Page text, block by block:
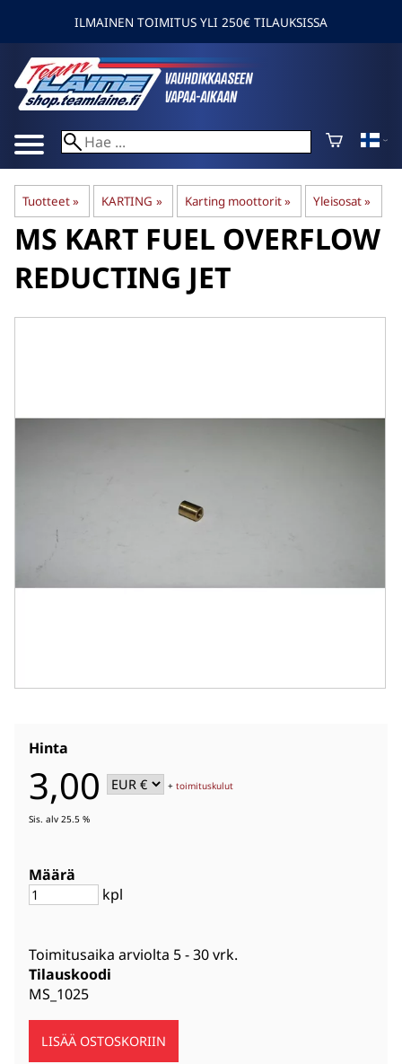
ILMAINEN TOIMITUS YLI 250€ TILAUKSISSA
Tuotteet‪» KARTING ‪» Karting moottorit‪» Yleisosat‪»
MS KART FUEL OVERFLOW
REDUCTING JET
Hinta
3,00 +toimituskulut
Sis. alv 25.5 %
Määrä
kpl
Toimitusaika arviolta 5 - 30 vrk.
Tilauskoodi
MS_1025